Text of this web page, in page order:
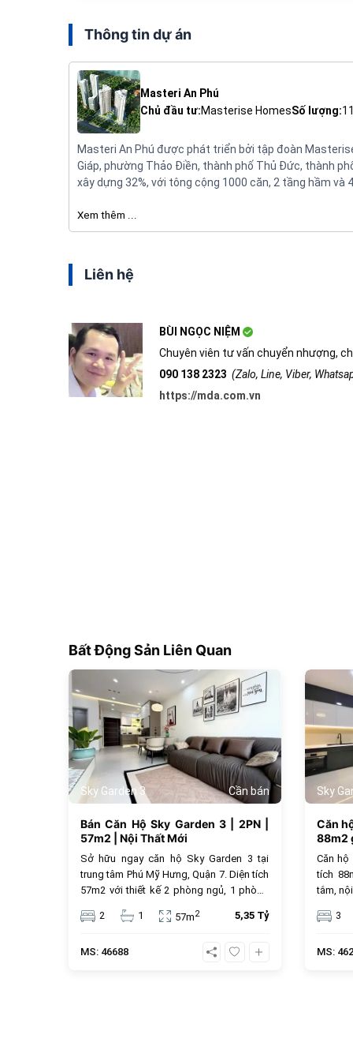
Thông tin dự án
Masteri An Phú
Chủ đầu tư:Masterise HomesSố lượng:
Masteri An Phú được phát triển bởi tập đoàn
Giáp, phường Thảo Điền, thành phố Thủ Đức, thành
xây dựng 32%, với tông cộng 1000 căn, 2 tầng hầm và
Xem thêm ...
Liên hệ
BÙI NGỌC NIỆM
Chuyên viên tư vấn chuyển nhượng,
090 138 2323 (Zalo, Line, Viber,
https://mda.com.vn
Bất Động Sản Liên Quan
Sky Garden 3 Cần bán
180
Bán Căn Hộ Sky Garden 3 | 2PN |
57m2 | Nội Thất Mới
Sở hữu ngay căn hộ Sky Garden 3 tại
trung tâm Phú Mỹ Hưng, Quận 7. Diện tích
57m2 với thiết kế 2 phòng ngủ, 1 phòng
5.35 tỷ đồng, đây là lựa chọn an cư lý
trong cộng đồng văn minh.
2 1 57m2 5,35 Tỷ
MS: 46688
Sky
Căn
88m2
Căn hộ
tích
tắm,
tỷ
3
MS: